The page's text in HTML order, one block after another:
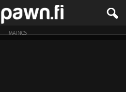
MAINOS